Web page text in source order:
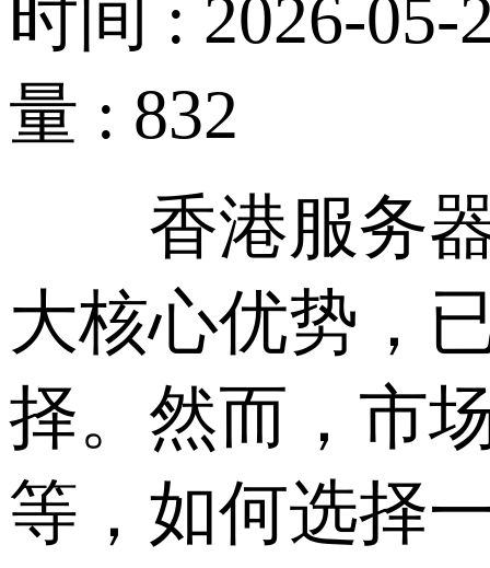
时间 : 2026-05-
量 : 832
香港服务器
大核心优势，
择。然而，市
等，如何选择